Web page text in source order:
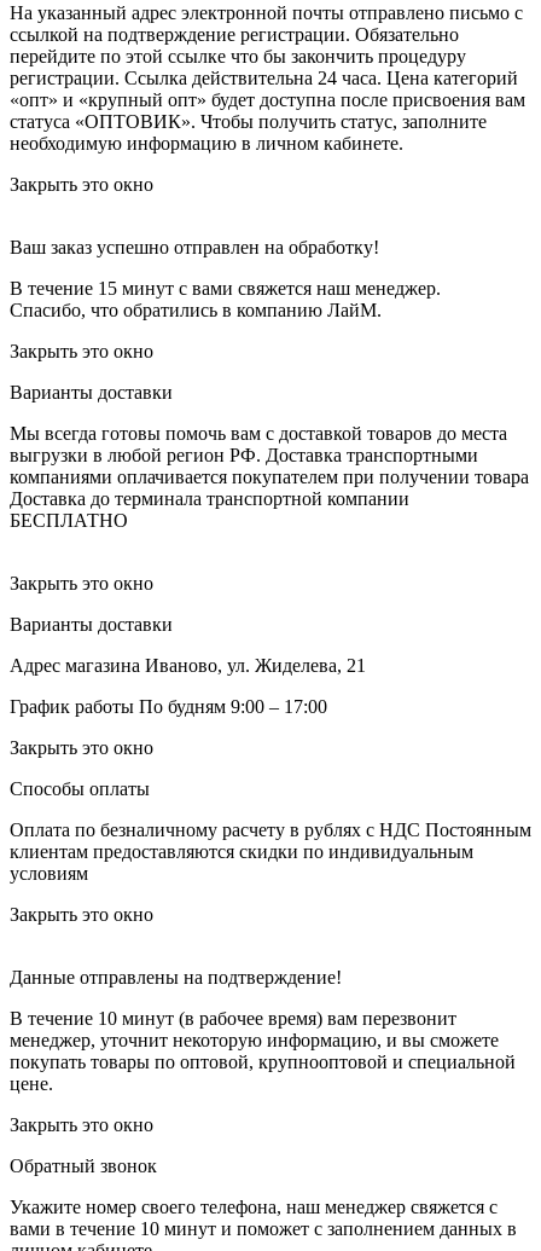
На указанный адрес электронной почты отправлено письмо с
ссылкой на подтверждение регистрации. Обязательно
перейдите по этой ссылке что бы закончить процедуру
регистрации. Ссылка действительна 24 часа. Цена категорий
«опт» и «крупный опт» будет доступна после присвоения вам
статуса «ОПТОВИК». Чтобы получить статус, заполните
необходимую информацию в личном кабинете.
Закрыть это окно
Ваш заказ успешно отправлен на обработку!
В течение 15 минут с вами свяжется наш менеджер.
Спасибо, что обратились в компанию ЛайМ.
Закрыть это окно
Варианты доставки
Мы всегда готовы помочь вам с доставкой товаров до места
выгрузки в любой регион РФ. Доставка транспортными
компаниями оплачивается покупателем при получении товара
Доставка до терминала транспортной компании
БЕСПЛАТНО
Закрыть это окно
Варианты доставки
Адрес магазина Иваново, ул. Жиделева, 21
График работы По будням 9:00 – 17:00
Закрыть это окно
Способы оплаты
Оплата по безналичному расчету в рублях с НДС Постоянным
клиентам предоставляются скидки по индивидуальным
условиям
Закрыть это окно
Данные отправлены на подтверждение!
В течение 10 минут (в рабочее время) вам перезвонит
менеджер, уточнит некоторую информацию, и вы сможете
покупать товары по оптовой, крупнооптовой и специальной
цене.
Закрыть это окно
Обратный звонок
Укажите номер своего телефона, наш менеджер свяжется с
вами в течение 10 минут и поможет с заполнением данных в